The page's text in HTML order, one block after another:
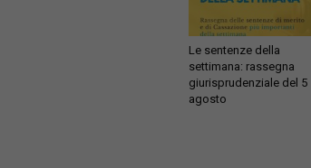
Le sentenze della
settimana: rassegna
giurisprudenziale del 5
agosto